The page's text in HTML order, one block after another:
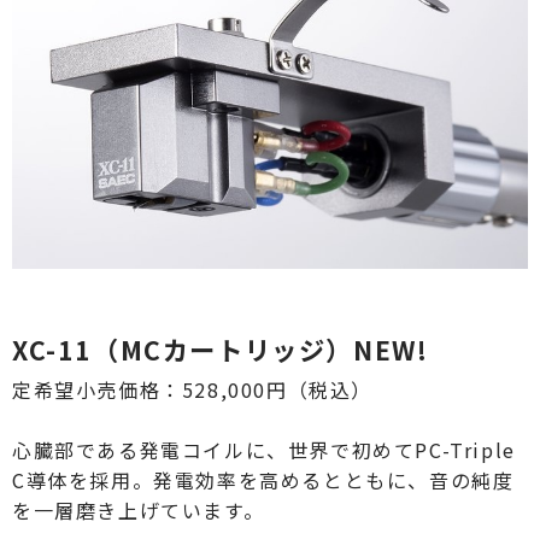
XC-11（MCカートリッジ）NEW!
定希望小売価格：528,000円（税込）
心臓部である発電コイルに、世界で初めてPC-Triple
C導体を採用。発電効率を高めるとともに、音の純度
を一層磨き上げています。